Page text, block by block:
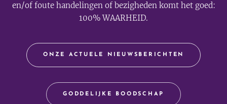
en/of foute handelingen of bezigheden komt het goed:
100% WAARHEID.
ONZE ACTUELE NIEUWSBERICHTEN
GODDELIJKE BOODSCHAP